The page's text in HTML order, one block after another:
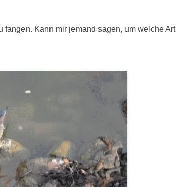
fangen. Kann mir jemand sagen, um welche Art